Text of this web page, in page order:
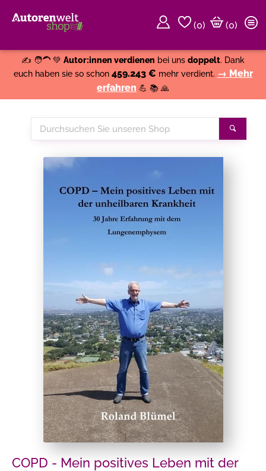
(0)
(0)
✍️ 🧑‍🦱 💚 Autor:innen verdienen bei uns doppelt. Dank
euch haben sie so schon 459.243 € mehr verdient. → Mehr
erfahren 💪 📚 🙏
Durchsuchen
Sie
Shop
COPD - Mein positives Leben mit der